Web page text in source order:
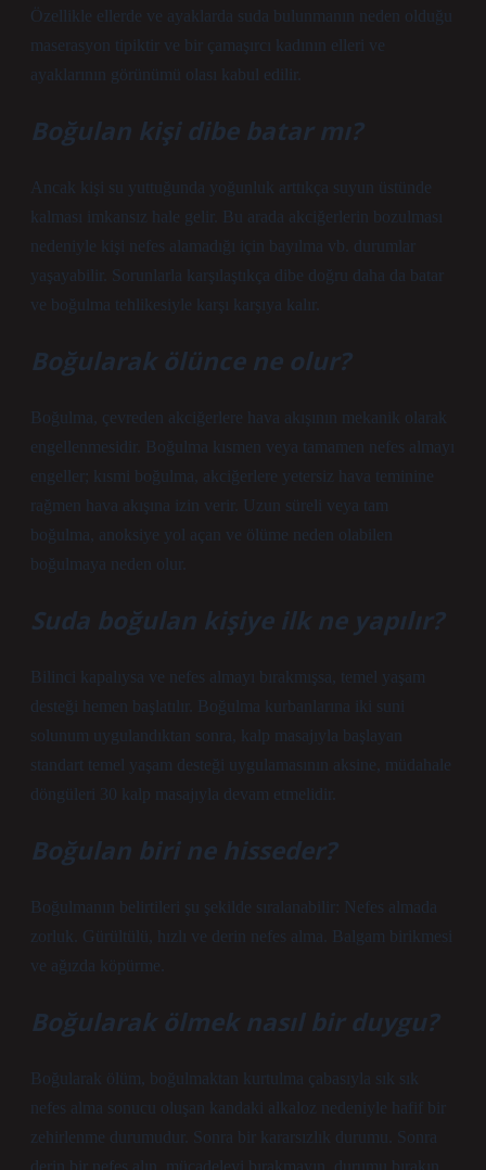
Özellikle ellerde ve ayaklarda suda bulunmanın neden olduğu
maserasyon tipiktir ve bir çamaşırcı kadının elleri ve
ayaklarının görünümü olası kabul edilir.
Boğulan kişi dibe batar mı?
Ancak kişi su yuttuğunda yoğunluk arttıkça suyun üstünde
kalması imkansız hale gelir. Bu arada akciğerlerin bozulması
nedeniyle kişi nefes alamadığı için bayılma vb. durumlar
yaşayabilir. Sorunlarla karşılaştıkça dibe doğru daha da batar
ve boğulma tehlikesiyle karşı karşıya kalır.
Boğularak ölünce ne olur?
Boğulma, çevreden akciğerlere hava akışının mekanik olarak
engellenmesidir. Boğulma kısmen veya tamamen nefes almayı
engeller; kısmi boğulma, akciğerlere yetersiz hava teminine
rağmen hava akışına izin verir. Uzun süreli veya tam
boğulma, anoksiye yol açan ve ölüme neden olabilen
boğulmaya neden olur.
Suda boğulan kişiye ilk ne yapılır?
Bilinci kapalıysa ve nefes almayı bırakmışsa, temel yaşam
desteği hemen başlatılır. Boğulma kurbanlarına iki suni
solunum uygulandıktan sonra, kalp masajıyla başlayan
standart temel yaşam desteği uygulamasının aksine, müdahale
döngüleri 30 kalp masajıyla devam etmelidir.
Boğulan biri ne hisseder?
Boğulmanın belirtileri şu şekilde sıralanabilir: Nefes almada
zorluk. Gürültülü, hızlı ve derin nefes alma. Balgam birikmesi
ve ağızda köpürme.
Boğularak ölmek nasıl bir duygu?
Boğularak ölüm, boğulmaktan kurtulma çabasıyla sık sık
nefes alma sonucu oluşan kandaki alkaloz nedeniyle hafif bir
zehirlenme durumudur. Sonra bir kararsızlık durumu. Sonra
derin bir nefes alın, mücadeleyi bırakmayın, durumu bırakın.